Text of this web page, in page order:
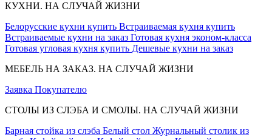
КУХНИ. НА СЛУЧАЙ ЖИЗНИ
Белорусские кухни купить Встраиваемая кухня купить
Встраиваемые кухни на заказ Готовая кухня эконом-класса
Готовая угловая кухня купить Дешевые кухни на заказ
МЕБЕЛЬ НА ЗАКАЗ. НА СЛУЧАЙ ЖИЗНИ
Заявка Покупателю
СТОЛЫ ИЗ СЛЭБА И СМОЛЫ. НА СЛУЧАЙ ЖИЗНИ
Барная стойка из слэба Белый стол Журнальный столик из